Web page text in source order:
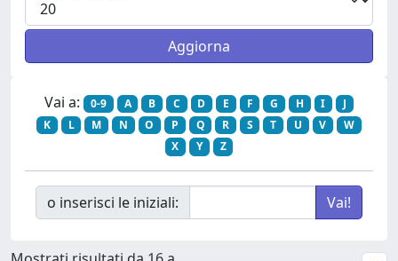
Vai a: 0-9 A B C D E F G H I
J
K
L M N O P Q R S T U V
W
X
Y Z
o inserisci le iniziali: